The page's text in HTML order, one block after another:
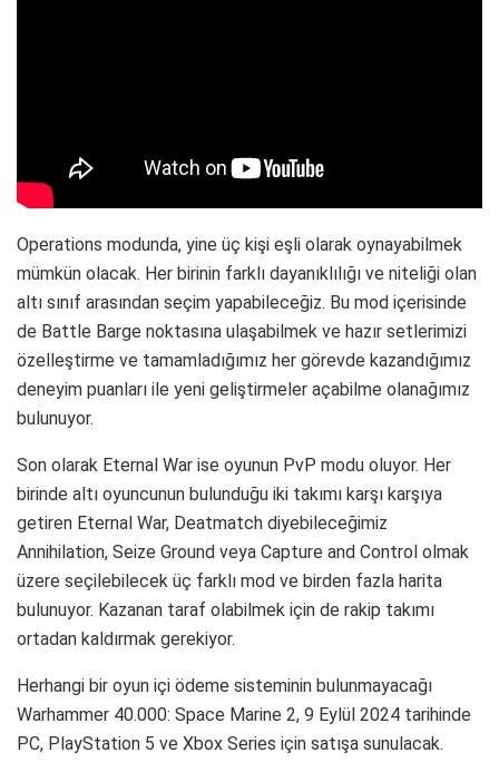
Operations modunda, yine üç kişi eşli olarak oynayabilmek
mümkün olacak. Her birinin farklı dayanıklılığı ve niteliği olan
altı sınıf arasından seçim yapabileceğiz. Bu mod içerisinde
de Battle Barge noktasına ulaşabilmek ve hazır setlerimizi
özelleştirme ve tamamladığımız her görevde kazandığımız
deneyim puanları ile yeni geliştirmeler açabilme olanağımız
bulunuyor.
Son olarak Eternal War ise oyunun PvP modu oluyor. Her
birinde altı oyuncunun bulunduğu iki takımı karşı karşıya
getiren Eternal War, Deatmatch diyebileceğimiz
Annihilation, Seize Ground veya Capture and Control olmak
üzere seçilebilecek üç farklı mod ve birden fazla harita
bulunuyor. Kazanan taraf olabilmek için de rakip takımı
ortadan kaldırmak gerekiyor.
Herhangi bir oyun içi ödeme sisteminin bulunmayacağı
Warhammer 40.000: Space Marine 2, 9 Eylül 2024 tarihinde
PC, PlayStation 5 ve Xbox Series için satışa sunulacak.